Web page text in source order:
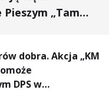
„Tam
dobra. Akcja „KM
DPS w